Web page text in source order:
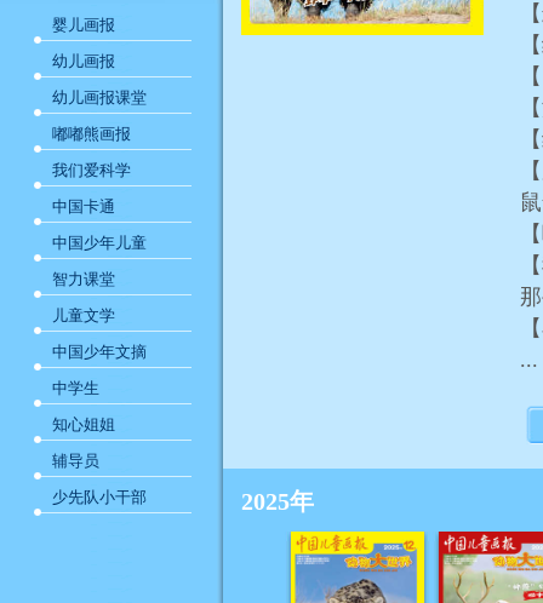
婴儿画报
幼儿画报
幼儿画报课堂
嘟嘟熊画报
我们爱科学
中国卡通
中国少年儿童
智力课堂
儿童文学
中国少年文摘
中学生
知心姐姐
辅导员
少先队小干部
...
2025年